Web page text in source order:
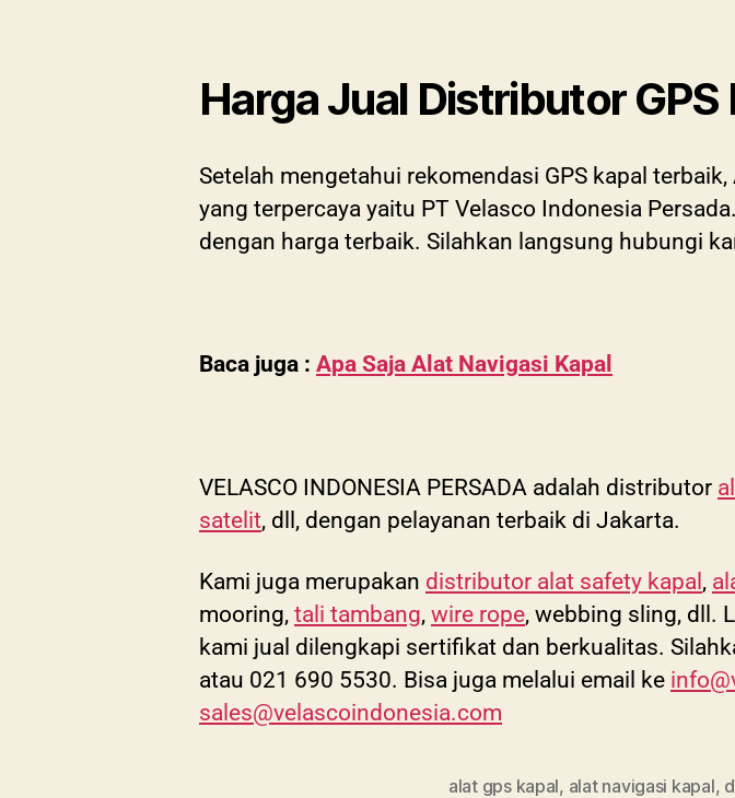
Harga Jual Distributor GPS
Setelah mengetahui rekomendasi GPS kapal
yang terpercaya yaitu PT Velasco Indonesia
dengan harga terbaik. Silahkan langsung hubungi
Baca juga : Apa Saja Alat Navigasi Kapal
VELASCO INDONESIA PERSADA adalah distributor
satelit, dll, dengan pelayanan terbaik di Jakarta.
Kami juga merupakan distributor alat safety kapal ,
mooring, tali tambang, wire rope, webbing sling, dll.
kami jual dilengkapi sertifikat dan berkualitas.
atau 021 690 5530. Bisa juga melalui email ke
sales@velascoindonesia.com
alat gps kapal, alat navigasi kapal,